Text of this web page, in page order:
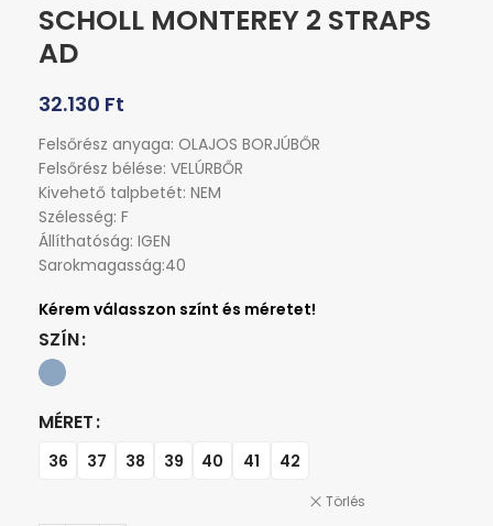
SCHOLL MONTEREY 2 STRAPS
AD
32.130 Ft
Felsőrész anyaga: OLAJOS BORJÚBŐR
Felsőrész bélése: VELÚRBŐR
Kivehető talpbetét: NEM
Szélesség: F
Állíthatóság: IGEN
Sarokmagasság:40
SZÍN
MÉRET
36 37 38 39 40 41 42
Törlés